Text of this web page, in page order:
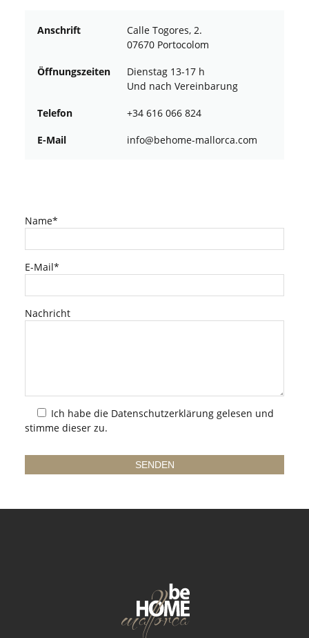
Anschrift
Calle Togores, 2.
07670 Portocolom
Öffnungszeiten
Dienstag 13-17 h
Und nach Vereinbarung
Telefon +34 616 066 824
E-Mail moc.a
croll
am-em
oheb@
ofni
Name*
E-Mail*
Nachricht
Ich habe die Datenschutzerklärung gelesen und
stimme dieser zu.